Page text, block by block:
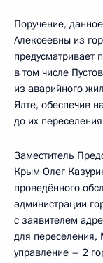
Поручение,
Алексеевны из
предусматривает
в том числе
из аварийного
Ялте, обеспечив
до их
Заместитель
Крым Олег
проведённого
администрации
с заявителем
для переселения,
управление – 2